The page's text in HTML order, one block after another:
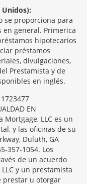
se proporciona para
general. Primerica
hipotecarios
préstamos
divulgaciones,
Prestamista y de
en inglés.
EN
Mortgage, LLC es un
y las oficinas de su
Duluth, GA
357-1054. Los
de un acuerdo
y un prestamista
prestar u otorgar